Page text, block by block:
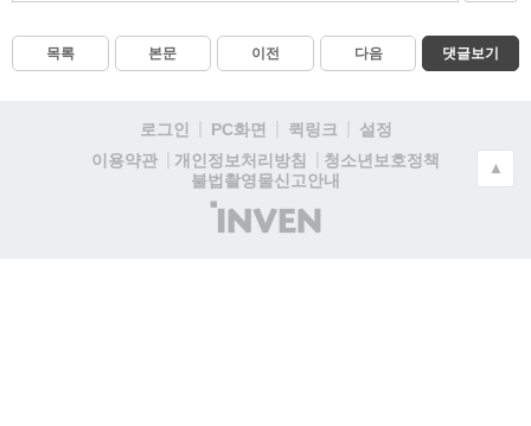
목록 본문 이전 다음 댓글보기
로그인 PC화면 퀵링크
설정
이용약관
개인정보처리방침
청소년보호정책
불법촬영물신고안내
(주)
인
▲